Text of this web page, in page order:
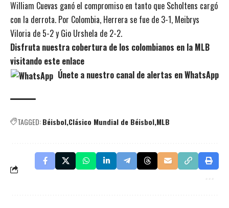
William Cuevas ganó el compromiso en tanto que Scholtens cargó
con la derrota. Por Colombia, Herrera se fue de 3-1, Meibrys
Viloria de 5-2 y Gio Urshela de 2-2.
Disfruta nuestra cobertura de los colombianos en la MLB
visitando este enlace
Únete a nuestro canal de alertas en WhatsApp
TAGGED:Béisbol Clásico Mundial de Béisbol MLB